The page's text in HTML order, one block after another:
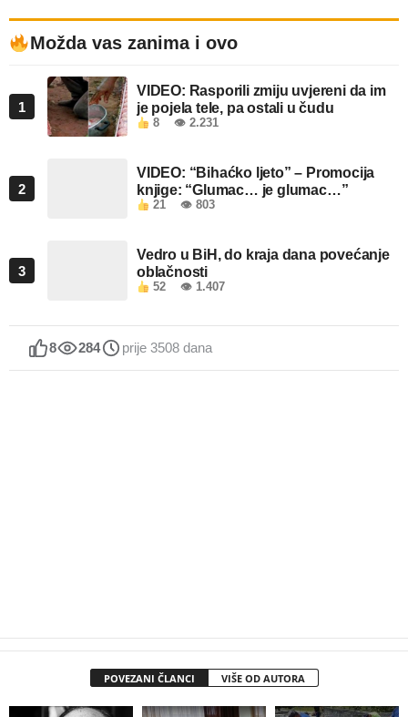
Možda vas zanima i ovo
1
VIDEO: Rasporili zmiju uvjereni da im
je pojela tele, pa ostali u čudu
8 👁 2.231
2
VIDEO: “Bihaćko ljeto” – Promocija
knjige: “Glumac… je glumac…”
21 👁 803
3
Vedro u BiH, do kraja dana povećanje
oblačnosti
52 👁 1.407
8 284 prije 3508 dana
POVEZANI ČLANCI VIŠE OD AUTORA